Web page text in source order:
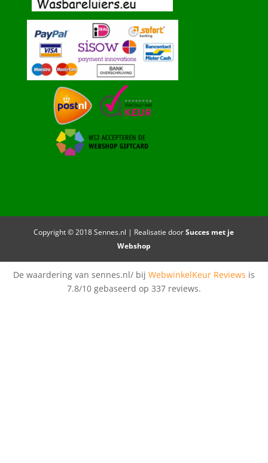
Copyright © 2018 Sennes.nl | Realisatie doorSucces met je
Webshop
De waardering van sennes.nl/ bij WebwinkelKeur Reviews is
7.8/10 gebaseerd op 337 reviews.